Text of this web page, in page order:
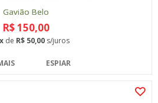
Gavião Belo
R$ 150,00
de R$ 50,00 s/juros
ESPIAR